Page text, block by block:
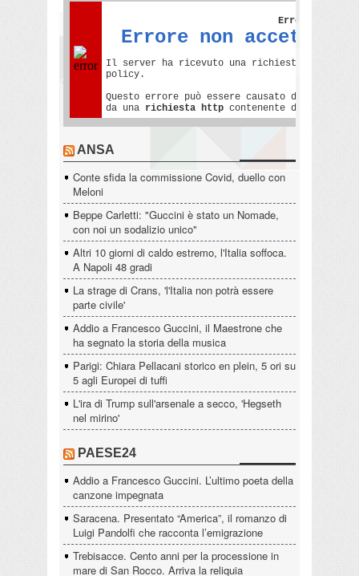
ANSA
Conte sfida la commissione Covid, duello con
Meloni
Beppe Carletti: "Guccini è stato un Nomade,
con noi un sodalizio unico"
Altri 10 giorni di caldo estremo, l'Italia soffoca.
A Napoli 48 gradi
La strage di Crans, 'l'Italia non potrà essere
parte civile'
Addio a Francesco Guccini, il Maestrone che
ha segnato la storia della musica
Parigi: Chiara Pellacani storico en plein, 5 ori su
5 agli Europei di tuffi
L'ira di Trump sull'arsenale a secco, 'Hegseth
nel mirino'
PAESE24
Addio a Francesco Guccini. L’ultimo poeta della
canzone impegnata
Saracena. Presentato “America”, il romanzo di
Luigi Pandolfi che racconta l’emigrazione
Trebisacce. Cento anni per la processione in
mare di San Rocco. Arriva la reliquia